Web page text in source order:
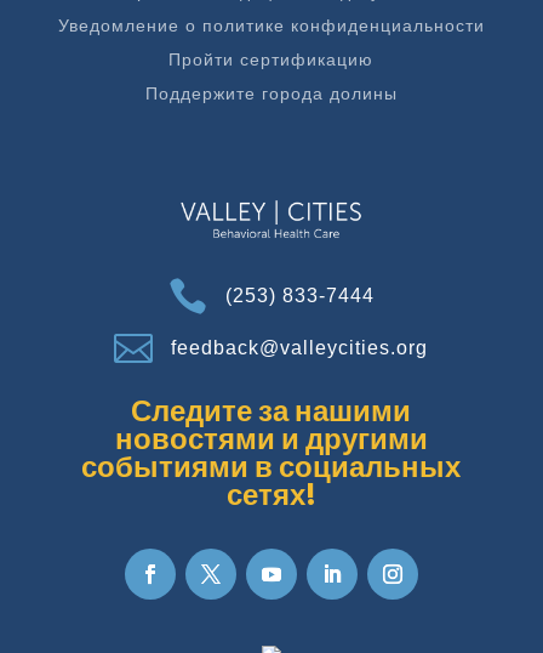
Уведомление о политике конфиденциальности
Пройти сертификацию
Поддержите города долины
 (253) 833-7444
 feedback@valleycities.org
Следите за нашими
новостями и другими
событиями в социальных
сетях!